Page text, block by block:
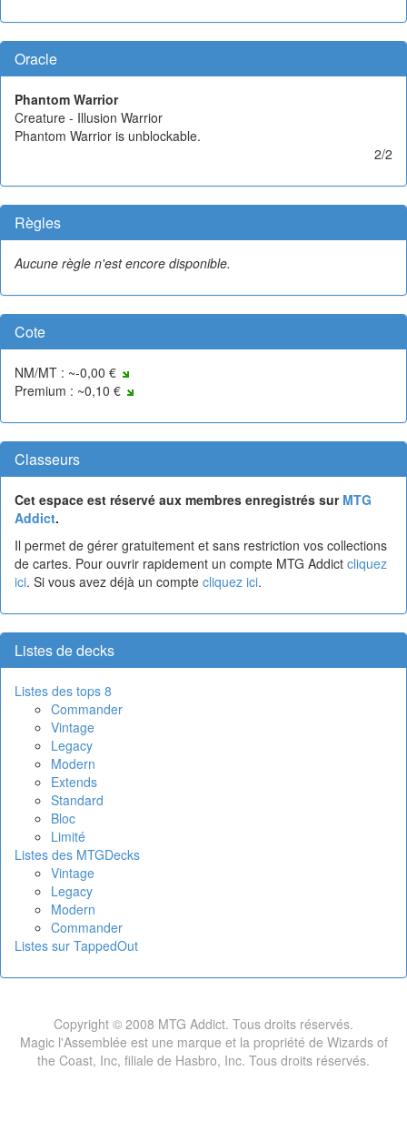
Oracle
Phantom Warrior
Creature - Illusion Warrior
Phantom Warrior is unblockable.
2/2
Règles
Aucune règle n'est encore disponible.
Cote
NM/MT : ~-0,00 €
Premium : ~0,10 €
Classeurs
Cet espace est réservé aux membres enregistrés sur MTG
Addict.
Il permet de gérer gratuitement et sans restriction vos collections
de cartes. Pour ouvrir rapidement un compte MTG Addict cliquez
ici. Si vous avez déjà un compte cliquez ici.
Listes de decks
Listes des tops 8
Commander
Vintage
Legacy
Modern
Extends
Standard
Bloc
Limité
Listes des MTGDecks
Vintage
Legacy
Modern
Commander
Listes sur TappedOut
Copyright © 2008 MTG Addict. Tous droits réservés.
Magic l'Assemblée est une marque et la propriété de Wizards of
the Coast, Inc, filiale de Hasbro, Inc. Tous droits réservés.